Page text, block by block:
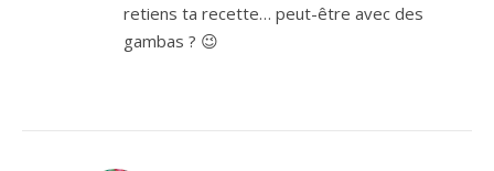
retiens ta recette… peut-être avec des
gambas ? 😉